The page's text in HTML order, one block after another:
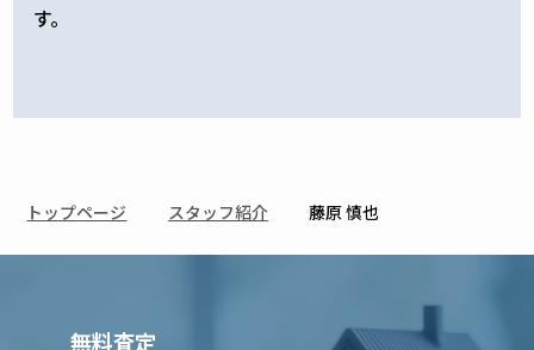
す。
トップページ スタッフ紹介 藤原 慎也
無料査定